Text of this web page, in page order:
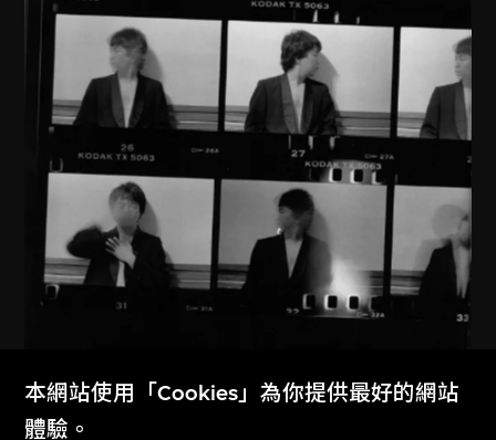
艾未未
紐約1983–1993
本網站使用「Cookies」為你提供最好的網站
體驗。